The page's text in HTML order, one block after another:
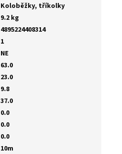
Koloběžky, tříkolky
9.2 kg
4895224408314
1
NE
63.0
23.0
9.8
37.0
0.0
0.0
0.0
10m